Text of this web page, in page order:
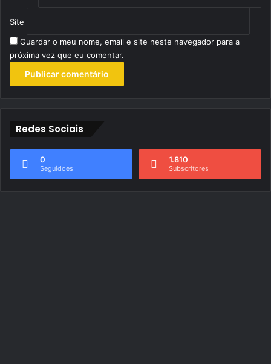
Site
Guardar o meu nome, email e site neste navegador para a
próxima vez que eu comentar.
Redes Sociais
0
Seguidoes
1.810
Subscritores